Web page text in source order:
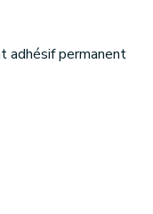
adhésif permanent